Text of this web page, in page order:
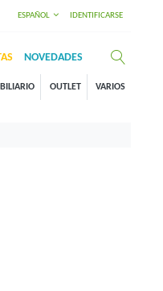
ESPAÑOL IDENTIFICARSE
NOVEDADES
OUTLET VARIOS